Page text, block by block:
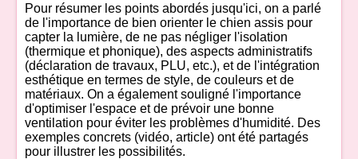
Pour résumer les points abordés jusqu'ici, on a parlé
de l'importance de bien orienter le chien assis pour
capter la lumière, de ne pas négliger l'isolation
(thermique et phonique), des aspects administratifs
(déclaration de travaux, PLU, etc.), et de l'intégration
esthétique en termes de style, de couleurs et de
matériaux. On a également souligné l'importance
d'optimiser l'espace et de prévoir une bonne
ventilation pour éviter les problèmes d'humidité. Des
exemples concrets (vidéo, article) ont été partagés
pour illustrer les possibilités.